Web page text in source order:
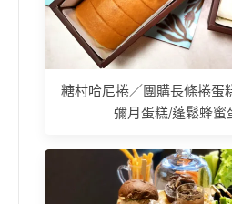
糖村哈尼捲／團購長條捲蛋
彌月蛋糕/蓬鬆蜂蜜